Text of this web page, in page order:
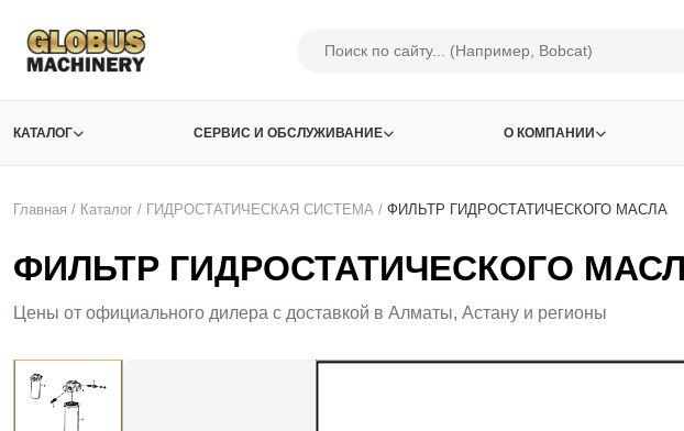
КАТАЛОГ СЕРВИС И ОБСЛУЖИВАНИЕ О КОМПАНИИ
Главная / Каталог / ГИДРОСТАТИЧЕСКАЯ СИСТЕМА / ФИЛЬТР ГИДРОСТАТИЧЕСКОГО МАСЛА
ФИЛЬТР ГИДРОСТАТИЧЕСКОГО
Цены от официального дилера с доставкой в Алматы, Астану и регионы